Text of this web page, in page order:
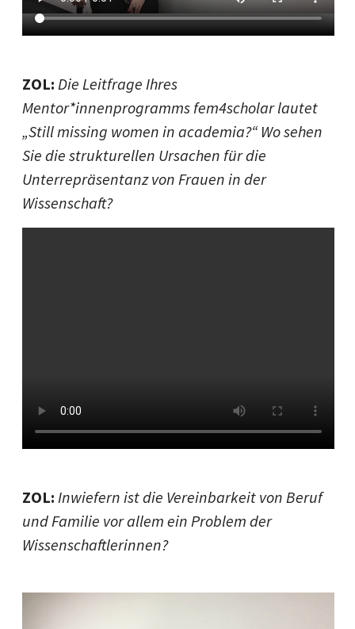
ZOL: Die Leitfrage Ihres
Mentor*innenprogramms fem4scholar lautet
„Still missing women in academia?“ Wo sehen
Sie die strukturellen Ursachen für die
Unterrepräsentanz von Frauen in der
Wissenschaft?
ZOL: Inwiefern ist die Vereinbarkeit von Beruf
und Familie vor allem ein Problem der
Wissenschaftlerinnen?